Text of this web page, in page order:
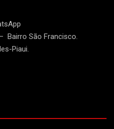
Bairro São Francisco.
Piaui.